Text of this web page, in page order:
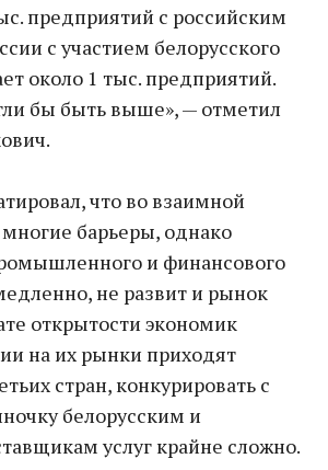
предприятий с российским
с участием белорусского
около 1 тыс. предприятий.
бы быть выше», — отметил
что во взаимной
барьеры, однако
и финансового
не развит и рынок
открытости экономик
на их рынки приходят
стран, конкурировать с
белорусским и
услуг крайне сложно.